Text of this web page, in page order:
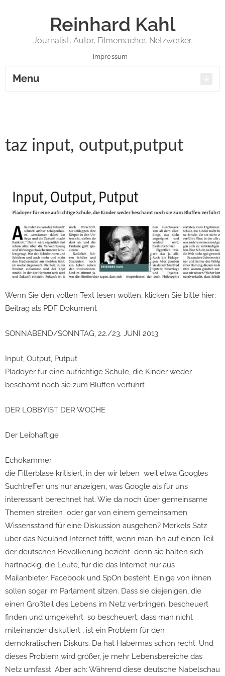
Reinhard Kahl
Journalist, Autor, Filmemacher, Netzwerker
Impressum
Menu
taz input, output,putput
Wenn Sie den vollen Text lesen wollen, klicken Sie bitte hier:
Beitrag als PDF Dokument
SONNABEND/SONNTAG, 22./23. JUNI 2013
Input, Output, Putput
Plädoyer für eine aufrichtige Schule, die Kinder weder
beschämt noch sie zum Bluffen verführt
DER LOBBYIST DER WOCHE
Der Leibhaftige
Echokammer
die Filterblase kritisiert, in der wir leben ­ weil etwa Googles
Suchtreffer uns nur anzeigen, was Google als für uns
interessant berechnet hat. Wie da noch über gemeinsame
Themen streiten ­ oder gar von einem gemeinsamen
Wissensstand für eine Diskussion ausgehen? Merkels Satz
über das Neuland Internet trifft, wenn man ihn auf einen Teil
der deutschen Bevölkerung bezieht ­ denn sie halten sich
hartnäckig, die Leute, für die das Internet nur aus
Mailanbieter, Facebook und SpOn besteht. Einige von ihnen
sollen sogar im Parlament sitzen. Dass sie diejenigen, die
einen Großteil des Lebens im Netz verbringen, bescheuert
finden und umgekehrt ­ so bescheuert, dass man nicht
miteinander diskutiert ­, ist ein Problem für den
demokratischen Diskurs. Da hat Habermas schon recht. Und
dieses Problem wird größer, je mehr Lebensbereiche das
Netz umfasst. Aber ach: Während diese deutsche Nabelschau